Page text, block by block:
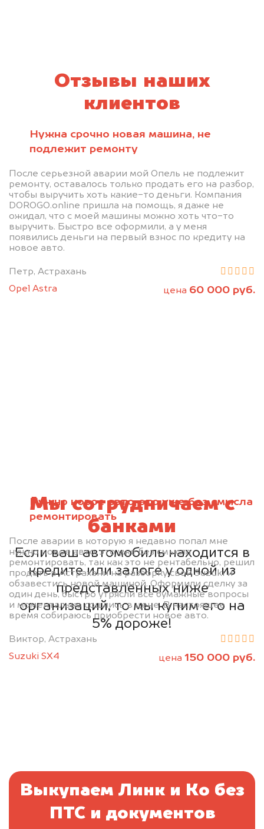
Отзывы наших
клиентов
Нужна срочно новая машина, не
подлежит ремонту
После серьезной аварии мой Опель не подлежит
ремонту, оставалось только продать его на разбор,
чтобы выручить хоть какие-то деньги. Компания
DOROGO.online пришла на помощь, я даже не
ожидал, что с моей машины можно хоть что-то
выручить. Быстро все оформили, а у меня
появились деньги на первый взнос по кредиту на
новое авто.
Петр, Астрахань
Opel Astra
цена 60 000 руб.
Нужно новое авто, это уже без смысла
ремонтировать
После аварии в которую я недавно попал мне
нужно новое авто, это уже без смысла
ремонтировать, так как это не рентабельно, решил
продать в Астрахани на разборку свой Suzuki и
обзавестись новой машиной. Оформили сделку за
один день, быстро утрясли все бумажные вопросы
и моментально сошлись в цене. В настоящее
время собираюсь приобрести новое авто.
Виктор, Астрахань
Suzuki SX4
цена 150 000 руб.
Мы сотрудничаем с
банками
Если ваш автомобиль находится в
кредите или залоге у одной из
представленных ниже
организаций, то мы купим его на
5% дороже!
Выкупаем Линк и Ко без
ПТС и документов